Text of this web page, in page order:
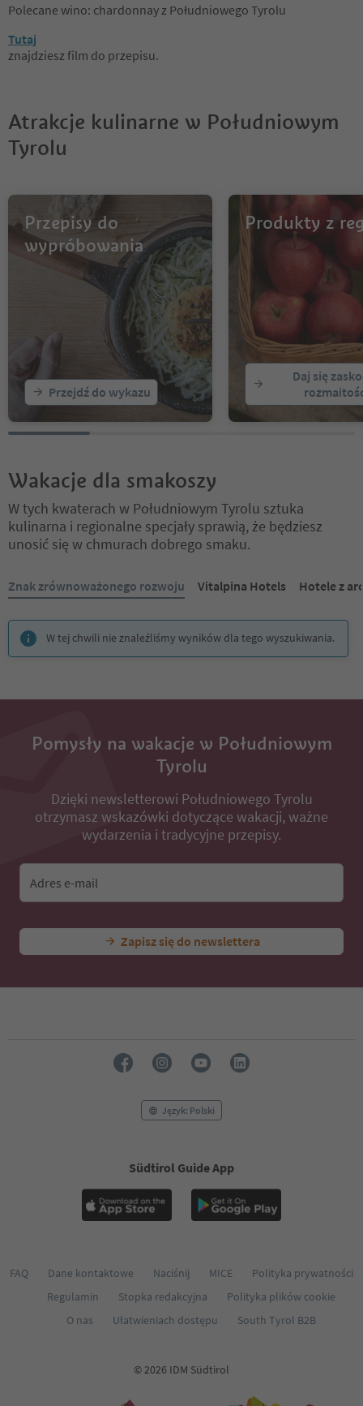
Polecane wino: chardonnay z Południowego Tyrolu
Tutaj
znajdziesz film do przepisu.
Atrakcje kulinarne w Południowym
Tyrolu
Przepisy do
wypróbowania
Przejdź do wykazu
Produkty z
Daj się
Wakacje dla smakoszy
W tych kwaterach w Południowym Tyrolu sztuka
kulinarna i regionalne specjały sprawią, że będziesz
unosić się w chmurach dobrego smaku.
Znajdujesz się na suwaku z zakładkami. Wybierz zakładkę, aby
Znak zrównoważonego rozwoju Vitalpina Hotels Hotele z
W tej chwili nie znaleźliśmy wyników dla tego wyszukiwania.
Pomysły na wakacje w Południowym
Tyrolu
Dzięki newsletterowi Południowego Tyrolu
otrzymasz wskazówki dotyczące wakacji, ważne
wydarzenia i tradycyjne przepisy.
Adres e-mail
Zapisz się do newslettera
Język: Polski
Südtirol Guide App
FAQ Dane kontaktowe Naciśnij MICE
Polityka prywatności
Regulamin
Stopka redakcyjna
Polityka plików cookie
O nas
Ułatwieniach dostępu South Tyrol B2B
© 2026 IDM Südtirol